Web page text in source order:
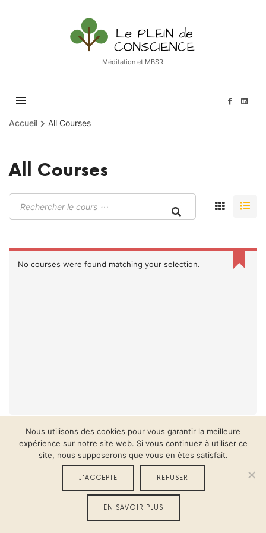
Le
Plein
Méditation et MBSR
Accueil All Courses
All Courses
No courses were found matching your selection.
2020 LE PLEIN DE CONSCIENCE – TOUS DROITS RÉSERVÉS.
CRÉATION :THIBAUTSOUFFLET.FR
Nous utilisons des cookies pour vous garantir la meilleure
expérience sur notre site web. Si vous continuez à utiliser ce
site, nous supposerons que vous en êtes satisfait.
J'ACCEPTE REFUSER
EN SAVOIR PLUS